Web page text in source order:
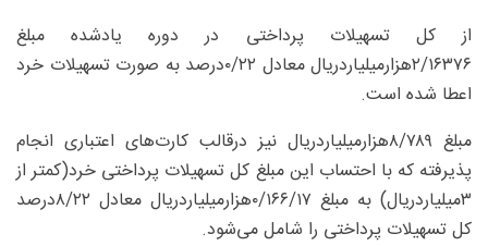
از کل تسهیلات پرداختی در دوره یادشده مبلغ
۲/۱۶۳۷۶هزار‌میلیارد‌ریال معادل ۰/۲۲‌درصد به صورت تسهیلات خرد
اعطا شده است.
مبلغ ۸/۷۸۹هزار‌میلیارد‌ریال نیز درقالب کارت‌های اعتباری انجام
پذیرفته که با احتساب این مبلغ کل تسهیلات پرداختی خرد(کمتر از
۳میلیاردریال) به مبلغ ۰/۱۶۶/۱۷هزار‌میلیارد‌ریال معادل ۸/۲۲‌درصد
کل تسهیلات پرداختی را شامل می‌شود.